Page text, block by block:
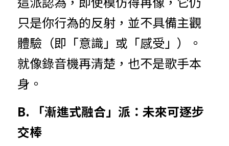
只是你行為的反射，並不具備主觀
體驗（即「意識」或「感受」）。
就像錄音機再清楚，也不是歌手本
身。
B. 「漸進式融合」派：未來可逐步
交棒